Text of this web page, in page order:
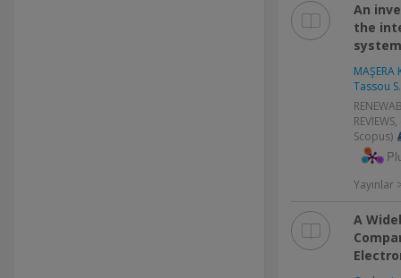
An
the
MAŞERA
Tassou S.
Scopus)
Yayınlar
A